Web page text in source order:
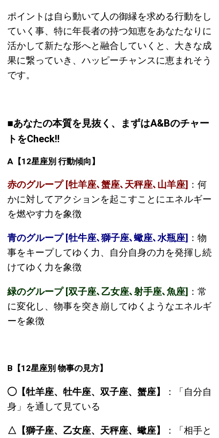
ポイントは自ら動いて人の御縁を求める行動をし
ていく事、特に年長者の持つ知恵をあなたなりに
活かして新たな形へと融合していくと、大きな成
果に繋っていき、ハッピーチャンスに恵まれそう
です。
■あなたの本質を見抜く、まずはA&Bのチャー
トをCheck!!
A【12星座別行動傾向】
赤のグループ [牡羊座､蟹座､天秤座､山羊座] ：何
かに対してアクションを起こすことにエネルギー
を燃やす力を象徴
青のグループ [牡牛座､獅子座､蠍座､水瓶座] ：物
事をキープしてゆく力、自分自身の力を発揮し続
けてゆく力を象徴
緑のグループ [双子座､乙女座､射手座､魚座] ：常
に変化し、物事を突き崩してゆくようなエネルギ
ーを象徴
B 【12星座別物事の見方】
◯【牡羊座、牡牛座、双子座、蟹座】
：「自分自
身」を通して見ている
△【獅子座、乙女座、天秤座、蠍座】
：「相手と